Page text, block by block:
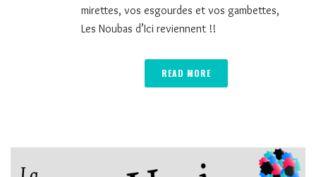
mirettes, vos esgourdes et vos gambettes,
Les Noubas d’Ici reviennent !!
READ MORE